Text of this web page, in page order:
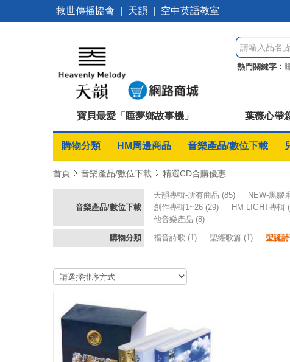
救世傳播協會 天韻 空中英語教室
熱門關鍵字：
寶貝最愛「睡夢鄉故事機」 葉薇心帶
購物分類 HM周邊商品 音樂產品/數位下載
首頁 音樂產品/數位下載 精選CD合購優惠
音樂產品/數位下載
天韻專輯-所有商品 (85) NEW-黑膠
創作專輯1~26 (29) HM LIGHT專輯
他音樂產品 (8)
購物分類
福音詩歌 (1) 聖經歌篇 (1) 聖誕